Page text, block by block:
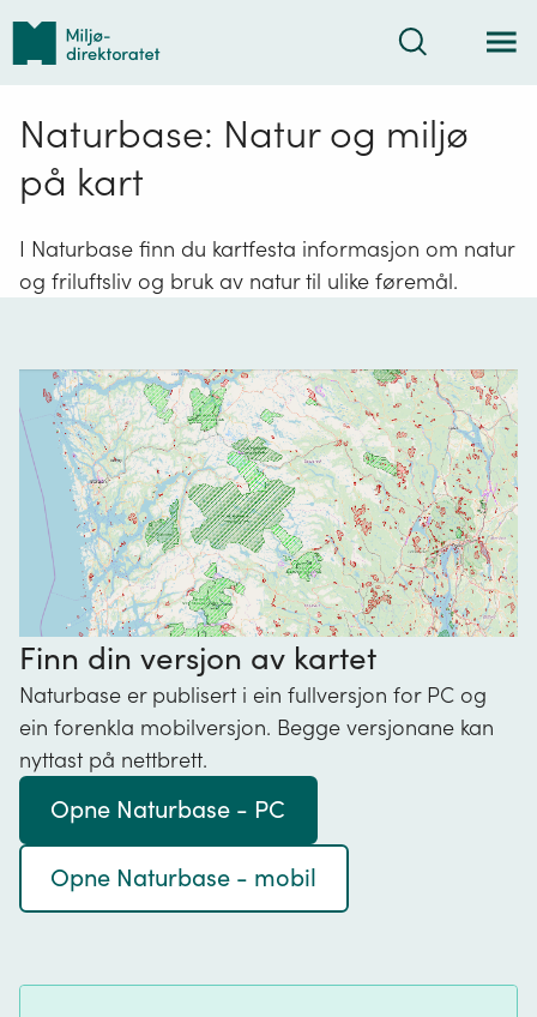
Tilbake
forsiden
Søk
Naturbase: Natur og miljø
på kart
I Naturbase finn du kartfesta informasjon om natur
og friluftsliv og bruk av natur til ulike føremål.
Finn din versjon av kartet
Naturbase er publisert i ein fullversjon for PC og
ein forenkla mobilversjon. Begge versjonane kan
nyttast på nettbrett.
Opne Naturbase - PC
Opne Naturbase - mobil